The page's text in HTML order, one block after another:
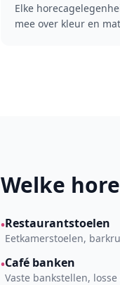
Elke
mee over kleur en
Welke
•Restaurantstoelen
Eetkamerstoelen,
•Café banken
Vaste bankstellen,